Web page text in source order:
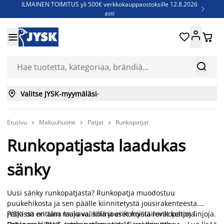
ILMAINEN TOIMITUS yli 500€ verkkokauppaostoksille 12.8.2026
asti

Jenkkisänkyjä - Säästä jopa 60%


 
 Valitse JYSK-myymäläsi
Etusivu  Makuuhuone  Patjat  Runkopatjat
Runkopatjasta laadukas
sänky
Uusi sänky runkopatjasta? Runkopatja muodostuu
puukehikosta ja sen päälle kiinnitetystä jousirakenteesta.
Patja on erittäin mukava, sillä jouset myötäilevät kehon linjoja.
JYSKissä on aina laaja valikoima erikokoisia runkopatjoja.